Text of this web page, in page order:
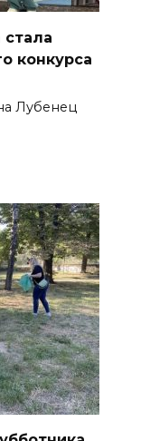
конкурса
Лубенец